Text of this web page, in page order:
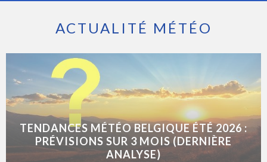
ACTUALITÉ MÉTÉO
TENDANCES MÉTÉO BELGIQUE ÉTÉ 2026 :
PRÉVISIONS SUR 3 MOIS (DERNIÈRE
ANALYSE)